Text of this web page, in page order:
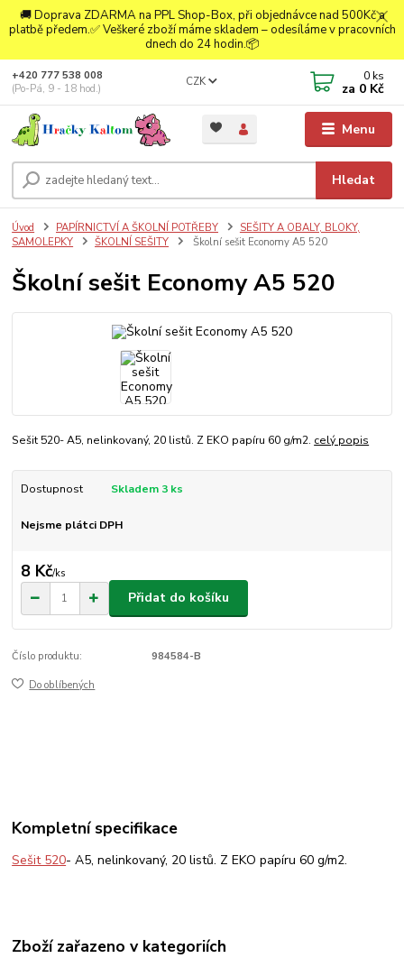
🚚 Doprava ZDARMA na PPL Shop-Box, při objednávce nad 500Kč a
platbě předem.✅ Veškeré zboží máme skladem – odesíláme v pracovních
dnech do 24 hodin.📦
Menu
CZK
Hledat
+420 777 538 008
(Po-Pá, 9 - 18 hod.)
0 ks
za 0 Kč
Úvod PAPÍRNICTVÍ A ŠKOLNÍ POTŘEBY
SEŠITY A OBALY, BLOKY,
SAMOLEPKY
ŠKOLNÍ SEŠITY Školní sešit Economy A5 520
Školní sešit Economy A5 520
Sešit 520- A5, nelinkovaný, 20 listů. Z EKO papíru 60 g/m2. celý popis
Dostupnost Skladem 3 ks
Nejsme plátci DPH
8 Kč/ks
Přidat do košíku
Číslo produktu: 984584-B
Do oblíbených
Kompletní specifikace
Sešit 520- A5, nelinkovaný, 20 listů. Z EKO papíru 60 g/m2.
Zboží zařazeno v kategoriích